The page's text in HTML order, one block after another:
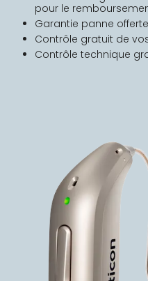
pour le
Garantie panne
Contrôle gratuit de
Contrôle technique